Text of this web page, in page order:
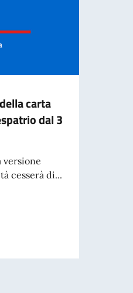
anniversario del disastro di
carta
dal 3
versione
cesserà di...
carta d’identità cartacea per